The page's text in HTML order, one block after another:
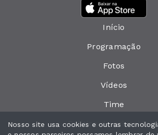
Início
Programação
Fotos
Vídeos
Time
Política de
Nosso site usa cookies e outras